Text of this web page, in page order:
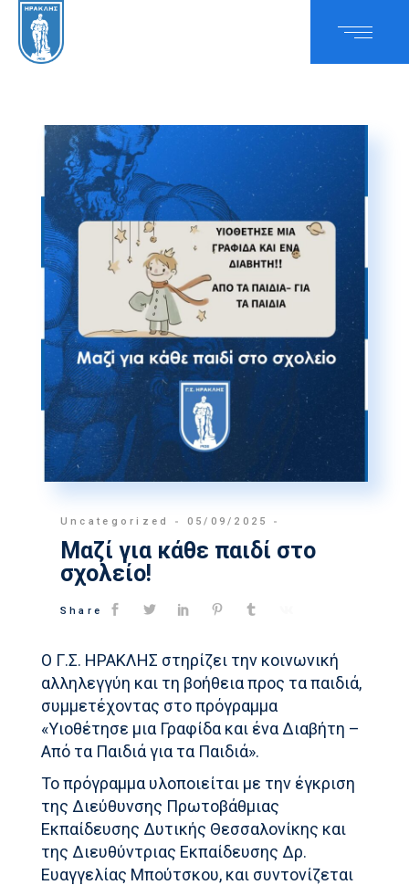
Uncategorized 05/09/2025
Μαζί για κάθε παιδί στο
σχολείο!
Share
Ο Γ.Σ. ΗΡΑΚΛΗΣ στηρίζει την κοινωνική
αλληλεγγύη και τη βοήθεια προς τα παιδιά,
συμμετέχοντας στο πρόγραμμα
«Υιοθέτησε μια Γραφίδα και ένα Διαβήτη –
Από τα Παιδιά για τα Παιδιά».
Το πρόγραμμα υλοποιείται με την έγκριση
της Διεύθυνσης Πρωτοβάθμιας
Εκπαίδευσης Δυτικής Θεσσαλονίκης και
της Διευθύντριας Εκπαίδευσης Δρ.
Ευαγγελίας Μπούτσκου, και συντονίζεται